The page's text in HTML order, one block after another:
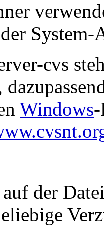
System-
cvs
Windows-
der